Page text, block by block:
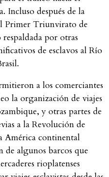
Incluso después de la
Primer Triunvirato de
por otras
de esclavos al Río
a los comerciantes
la organización de viajes
y otras partes de
a la Revolución de
América continental
algunos barcos que
rioplatenses